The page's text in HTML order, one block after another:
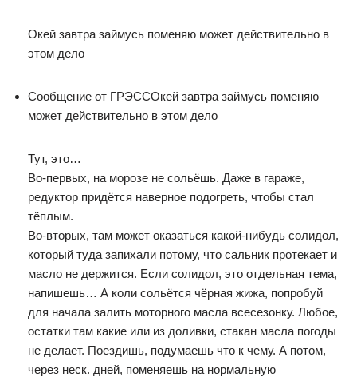
Окей завтра займусь поменяю может действительно в
этом дело
Сообщение от ГРЭССОкей завтра займусь поменяю
может действительно в этом дело
Тут, это…
Во-первых, на морозе не сольёшь. Даже в гараже,
редуктор придётся наверное подогреть, чтобы стал
тёплым.
Во-вторых, там может оказаться какой-нибудь солидол,
который туда запихали потому, что сальник протекает и
масло не держится. Если солидол, это отдельная тема,
напишешь… А коли сольётся чёрная жижа, попробуй
для начала залить моторного масла всесезонку. Любое,
остатки там какие или из доливки, стакан масла погоды
не делает. Поездишь, подумаешь что к чему. А потом,
через неск. дней, поменяешь на нормальную